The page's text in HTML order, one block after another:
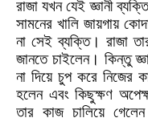
রাজা যখন যেই জ্ঞানী
সামনের খালি জায়গায়
না সেই ব্যক্তি। রাজা
জানতে চাইলেন। কিন্তু
না দিয়ে চুপ করে নিজের
হলেন এবং কিছুক্ষণ
তার কাজ চালিয়ে